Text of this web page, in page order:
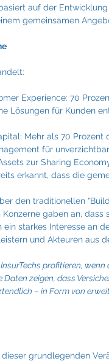
auf der
gemeinsamen
Experience: 70
Lösungen für Kunden
Mehr als 70 Prozent
für
zur Sharing
erkannt, dass die
den traditionellen
gaben an,
ein starkes Interesse an
und Akteuren aus
profitieren,
Daten zeigen, dass
– in Form von
grundlegenden